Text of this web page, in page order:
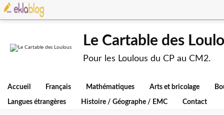
Le Cartable des
Pour les Loulous du CP au CM2.
Accueil Français Mathématiques Arts et bricolage
Langues étrangères Histoire / Géographe / EMC Contact